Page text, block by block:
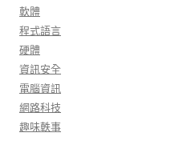
軟體
程式語言
硬體
資訊安全
電腦資訊
網路科技
趣味軼事